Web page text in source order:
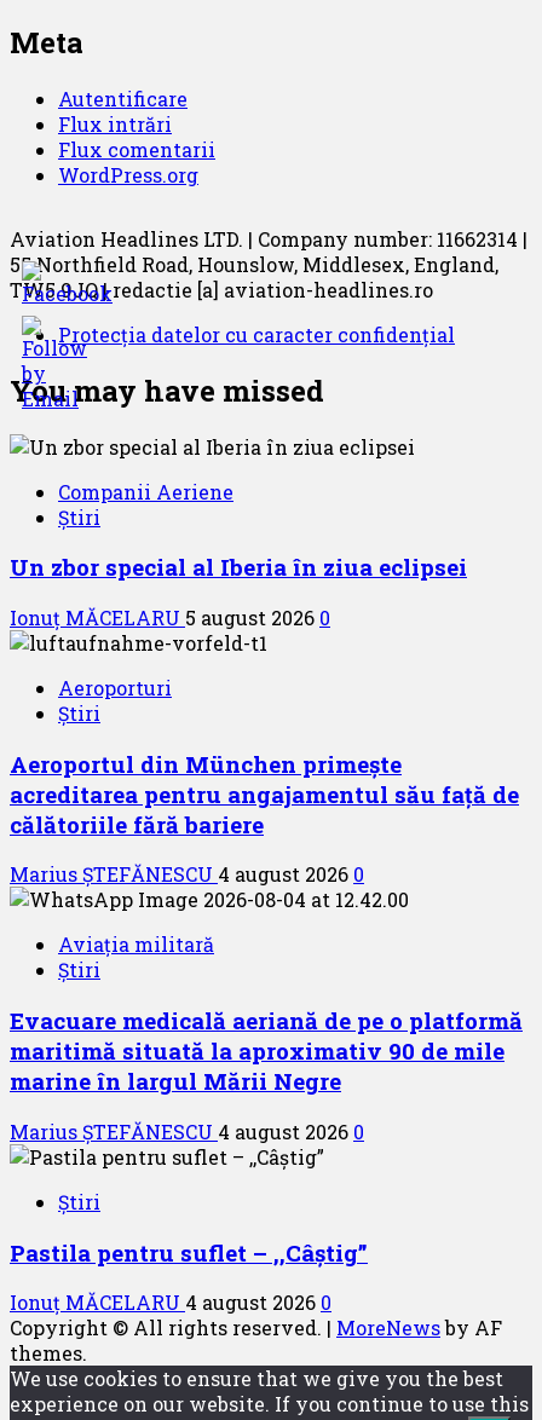
Meta
Autentificare
Flux intrări
Flux comentarii
WordPress.org
Aviation Headlines LTD. | Company number: 11662314 |
55 Northfield Road, Hounslow, Middlesex, England,
TW5 9JQ | redactie [a] aviation-headlines.ro
Protecția datelor cu caracter confidențial
You may have missed
Companii Aeriene
Știri
Un zbor special al Iberia în ziua eclipsei
Ionuț MĂCELARU 5 august 2026 0
Aeroporturi
Știri
Aeroportul din München primește
acreditarea pentru angajamentul său față de
călătoriile fără bariere
Marius ȘTEFĂNESCU 4 august 2026 0
Aviația militară
Știri
Evacuare medicală aeriană de pe o platformă
maritimă situată la aproximativ 90 de mile
marine în largul Mării Negre
Marius ȘTEFĂNESCU 4 august 2026 0
Știri
Pastila pentru suflet – ,,Câștig”
Ionuț MĂCELARU 4 august 2026 0
Copyright © All rights reserved. | MoreNewsby AF
themes.
We use cookies to ensure that we give you the best
experience on our website. If you continue to use this